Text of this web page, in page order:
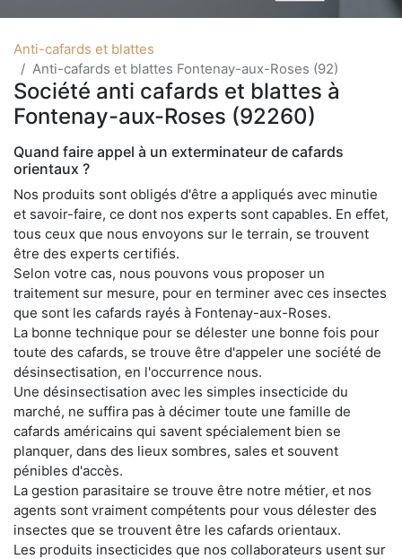
Anti-cafards et blattes
Anti-cafards et blattes Fontenay-aux-Roses (92)
Société anti cafards et blattes à
Fontenay-aux-Roses (92260)
Quand faire appel à un exterminateur de cafards
orientaux ?
Nos produits sont obligés d'être a appliqués avec minutie
et savoir-faire, ce dont nos experts sont capables. En effet,
tous ceux que nous envoyons sur le terrain, se trouvent
être des experts certifiés.
Selon votre cas, nous pouvons vous proposer un
traitement sur mesure, pour en terminer avec ces insectes
que sont les cafards rayés à Fontenay-aux-Roses.
La bonne technique pour se délester une bonne fois pour
toute des cafards, se trouve être d'appeler une société de
désinsectisation, en l'occurrence nous.
Une désinsectisation avec les simples insecticide du
marché, ne suffira pas à décimer toute une famille de
cafards américains qui savent spécialement bien se
planquer, dans des lieux sombres, sales et souvent
pénibles d'accès.
La gestion parasitaire se trouve être notre métier, et nos
agents sont vraiment compétents pour vous délester des
insectes que se trouvent être les cafards orientaux.
Les produits insecticides que nos collaborateurs usent sur